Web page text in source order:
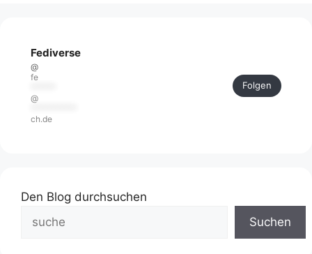
Fediverse
@
fe
@
ch.de
Folgen
Den Blog durchsuchen
Suchen